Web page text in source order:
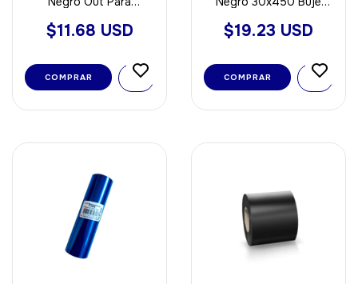
Sintetica
$11.68 USD $19.23 USD
COMPRAR